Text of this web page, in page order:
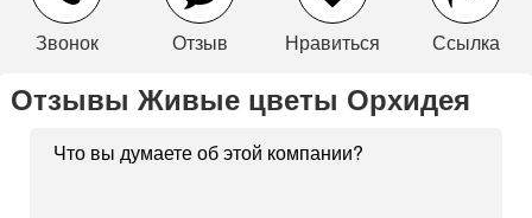
Звонок Отзыв Нравиться Ссылка
Отзывы Живые цветы Орхидея